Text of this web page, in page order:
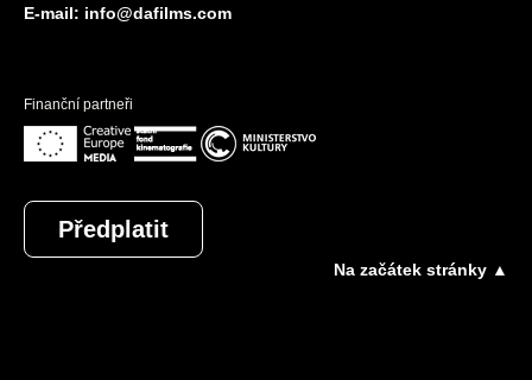
E-mail: info@dafilms.com
Finanční partneři
Předplatit
Na začátek stránky ▲